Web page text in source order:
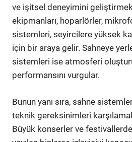
ve işitsel deneyimini geliştirmek
ekipmanları, hoparlörler,
sistemleri, seyircilere yüksek
için bir araya gelir. Sahneye
sistemleri ise atmosferi
performansını vurgular.
Bunun yanı sıra, sahne
teknik gereksinimleri
Büyük konserler ve